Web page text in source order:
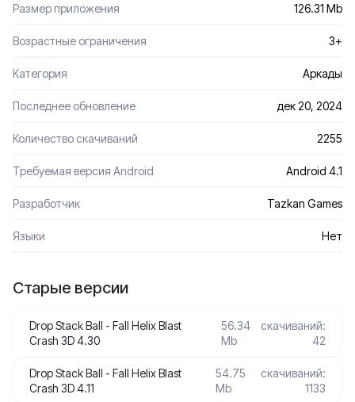
Размер приложения 126.31 Mb
Возрастные ограничения 3+
Категория Аркады
Последнее обновление дек 20, 2024
Количество скачиваний 2255
Требуемая версия Android Android 4.1
Разработчик Tazkan Games
Языки Нет
Старые версии
Drop Stack Ball - Fall Helix Blast
Crash 3D 4.30
56.34
Mb
скачиваний:
42
Drop Stack Ball - Fall Helix Blast
Crash 3D 4.11
54.75
Mb
скачиваний:
1133